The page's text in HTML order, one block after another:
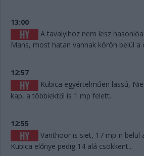
13:00
A tavalyihoz nem lesz
Mans, most hatan vannak körön belül a
12:57
Kubica egyértelműen lassú,
kap, a többiektől is 1 mp felett.
12:55
Vanthoor is siet, 17 mp-n belül
Kubica előnye pedig 14 alá csökkent...